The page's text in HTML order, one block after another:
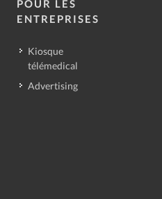
POUR LES
ENTREPRISES
Kiosque
télémedical
Advertising